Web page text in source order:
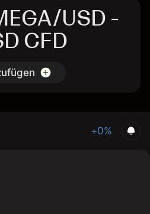
USD -
CFD
+0%